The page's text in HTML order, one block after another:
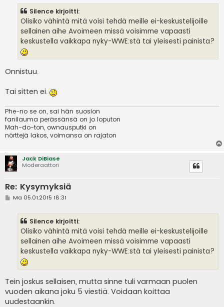
Silence kirjoitti:
Olisiko vähintä mitä voisi tehdä meille ei-keskustelijoille
sellainen aihe Avoimeen missä voisimme vapaasti
keskustella vaikkapa nyky-WWE:stä tai yleisesti painista?
Onnistuu.
Tai sitten ei.
Phe-no se on, sai hän suosion
fanilauma perässänsä on jo loputon
Mah-do-ton, ownausputki on
nörttejä lakos, voimansa on rajaton
Jack DiBiase
Moderaattori
Re: Kysymyksiä
VMa 05.01.2015 18:31
Silence kirjoitti:
Olisiko vähintä mitä voisi tehdä meille ei-keskustelijoille
sellainen aihe Avoimeen missä voisimme vapaasti
keskustella vaikkapa nyky-WWE:stä tai yleisesti painista?
Tein joskus sellaisen, mutta sinne tuli varmaan puolen
vuoden aikana joku 5 viestiä. Voidaan koittaa
uudestaankin.